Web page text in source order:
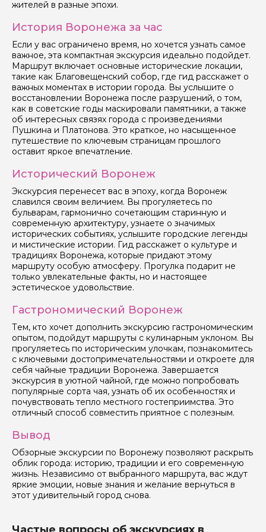
жителей в разные эпохи.
История Воронежа за час
Если у вас ограничено время, но хочется узнать самое
важное, эта компактная экскурсия идеально подойдет.
Маршрут включает основные исторические локации,
такие как Благовещенский собор, где гид расскажет о
важных моментах в истории города. Вы услышите о
восстановлении Воронежа после разрушений, о том,
как в советские годы маскировали памятники, а также
об интересных связях города с произведениями
Пушкина и Платонова. Это краткое, но насыщенное
путешествие по ключевым страницам прошлого
оставит яркое впечатление.
Исторический Воронеж
Экскурсия перенесет вас в эпоху, когда Воронеж
славился своим величием. Вы прогуляетесь по
бульварам, гармонично сочетающим старинную и
современную архитектуру, узнаете о значимых
исторических событиях, услышите городские легенды
и мистические истории. Гид расскажет о культуре и
традициях Воронежа, которые придают этому
маршруту особую атмосферу. Прогулка подарит не
только увлекательные факты, но и настоящее
эстетическое удовольствие.
Гастрономический Воронеж
Тем, кто хочет дополнить экскурсию гастрономическим
опытом, подойдут маршруты с кулинарным уклоном. Вы
прогуляетесь по историческим улочкам, познакомитесь
с ключевыми достопримечательностями и откроете для
себя чайные традиции Воронежа. Завершается
экскурсия в уютной чайной, где можно попробовать
популярные сорта чая, узнать об их особенностях и
почувствовать тепло местного гостеприимства. Это
отличный способ совместить приятное с полезным.
Вывод
Обзорные экскурсии по Воронежу позволяют раскрыть
облик города: историю, традиции и его современную
жизнь. Независимо от выбранного маршрута, вас ждут
яркие эмоции, новые знания и желание вернуться в
этот удивительный город снова.